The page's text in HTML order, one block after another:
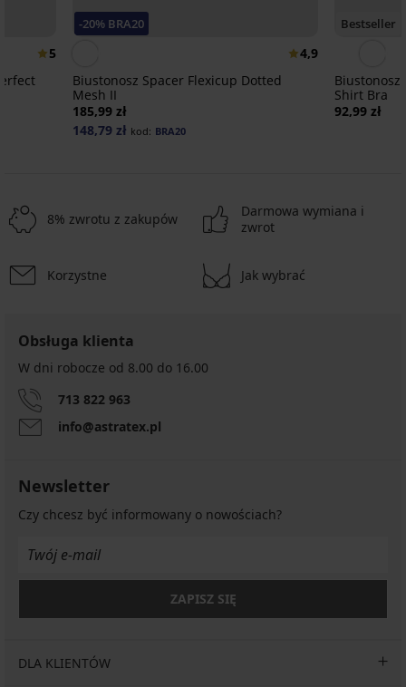
5
-20% BRA20
4,9
Biustonosz Spacer Flexicup Dotted
Mesh II
185,99 zł
148,79 zł kod: BRA20
Bestseller
Shirt Bra
92,99 zł
8% zwrotu z zakupów
Darmowa wymiana i
zwrot
Korzystne Jak wybrać
Obsługa klienta
W dni robocze od 8.00 do 16.00
713 822 963
info@astratex.pl
Newsletter
Czy chcesz być informowany o nowościach?
ZAPISZ SIĘ
DLA KLIENTÓW